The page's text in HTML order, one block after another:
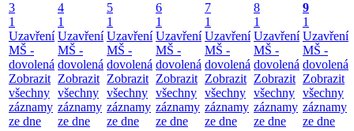
3
1
Uzavření
MŠ -
dovolená
Zobrazit
všechny
záznamy
ze dne
4
1
Uzavření
MŠ -
dovolená
Zobrazit
všechny
záznamy
ze dne
5
1
Uzavření
MŠ -
dovolená
Zobrazit
všechny
záznamy
ze dne
6
1
Uzavření
MŠ -
dovolená
Zobrazit
všechny
záznamy
ze dne
7
1
Uzavření
MŠ -
dovolená
Zobrazit
všechny
záznamy
ze dne
8
1
Uzavření
MŠ -
dovolená
Zobrazit
všechny
záznamy
ze dne
9
1
Uzavření
MŠ -
dovolená
Zobrazit
všechny
záznamy
ze dne